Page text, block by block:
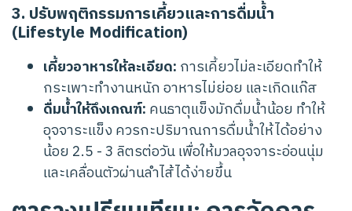
3. ปรับพฤติกรรมการเคี้ยวและการดื่มน้ำ
(Lifestyle Modification)
เคี้ยวอาหารให้ละเอียด: การเคี้ยวไม่ละเอียดทำให้
กระเพาะทำงานหนัก อาหารไม่ย่อย และเกิดแก๊ส
ดื่มน้ำให้ถึงเกณฑ์: คนธาตุแข็งมักดื่มน้ำน้อย ทำให้
อุจจาระแข็ง ควรกะปริมาณการดื่มน้ำให้ได้อย่าง
น้อย 2.5 - 3 ลิตรต่อวัน เพื่อให้มวลอุจจาระอ่อนนุ่ม
และเคลื่อนตัวผ่านลำไส้ได้ง่ายขึ้น